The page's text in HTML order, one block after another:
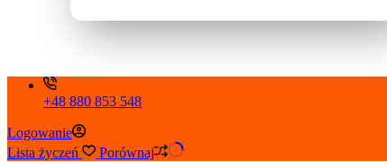
+48 880 853 548
Logowanie
Lista życzeń
Porównaj